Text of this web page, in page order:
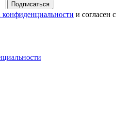
Подписаться
и согласен с